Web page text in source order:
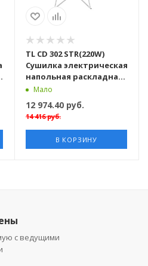
TL CD 302 STR(220W)
Сушилка электрическая
напольная раскладная
(с выкл.) 220В
Мало
12 974.40 руб.
14 416руб.
В КОРЗИНУ
с ведущими